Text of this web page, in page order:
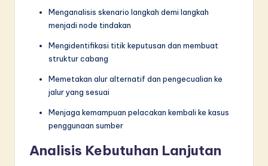
Menganalisis skenario langkah demi langkah
menjadi node tindakan
Mengidentifikasi titik keputusan dan membuat
struktur cabang
Memetakan alur alternatif dan pengecualian ke
jalur yang sesuai
Menjaga kemampuan pelacakan kembali ke kasus
penggunaan sumber
Analisis Kebutuhan Lanjutan